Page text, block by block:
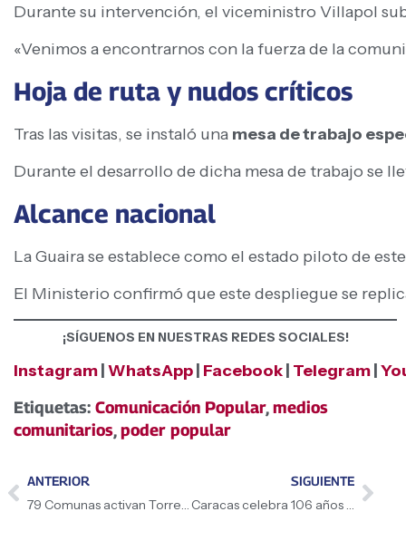
Durante su intervención, el viceministro Villapol
«Venimos a encontrarnos con la fuerza de la
Hoja de ruta y nudos críticos
Tras las visitas, se instaló una mesa de trabajo
Durante el desarrollo de dicha mesa de trabajo se
Alcance nacional
La Guaira se establece como el estado piloto de
El Ministerio confirmó que este despliegue se
¡SÍGUENOS EN NUESTRAS REDES SOCIALES!
Instagram|WhatsApp| Facebook| Telegram|
Etiquetas: Comunicación Popular,medios
comunitarios,poder popular
ANTERIOR
79 Comunas activan Torrefactora “El Cafetal”
SIGUIENTE
Caracas celebra 106 años de Aquiles Nazoa con Marcha de Poesía